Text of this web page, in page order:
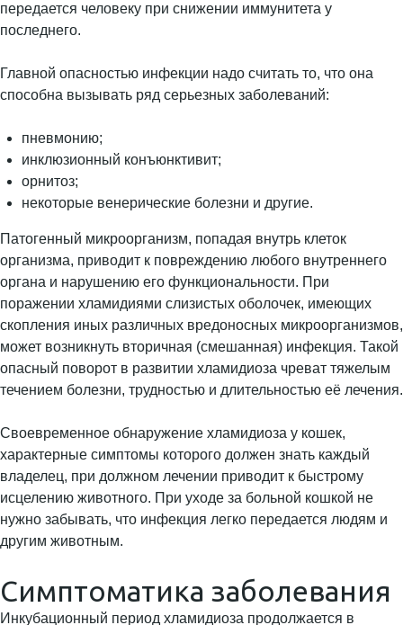
передается человеку при снижении иммунитета у
последнего.
Главной опасностью инфекции надо считать то, что она
способна вызывать ряд серьезных заболеваний:
пневмонию;
инклюзионный конъюнктивит;
орнитоз;
некоторые венерические болезни и другие.
Патогенный микроорганизм, попадая внутрь клеток
организма, приводит к повреждению любого внутреннего
органа и нарушению его функциональности. При
поражении хламидиями слизистых оболочек, имеющих
скопления иных различных вредоносных микроорганизмов,
может возникнуть вторичная (смешанная) инфекция. Такой
опасный поворот в развитии хламидиоза чреват тяжелым
течением болезни, трудностью и длительностью её лечения.
Своевременное обнаружение хламидиоза у кошек,
характерные симптомы которого должен знать каждый
владелец, при должном лечении приводит к быстрому
исцелению животного. При уходе за больной кошкой не
нужно забывать, что инфекция легко передается людям и
другим животным.
Симптоматика заболевания
Инкубационный период хламидиоза продолжается в